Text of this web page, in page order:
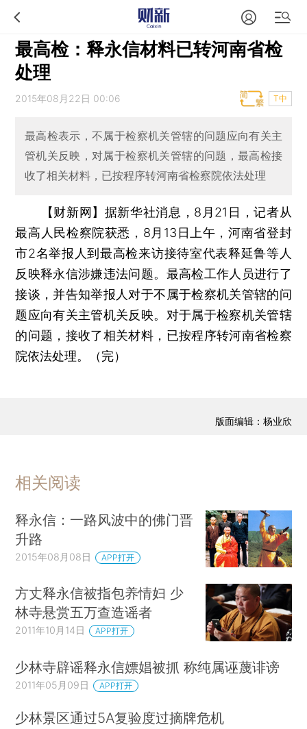
最高检：释永信材料已转河南省检
处理
2015年08月22日 00:06 T中
最高检表示，不属于检察机关管辖的问题应向有关主
管机关反映，对属于检察机关管辖的问题，最高检接
收了相关材料，已按程序转河南省检察院依法处理
【财新网】据新华社消息，8月21日，记者从
最高人民检察院获悉，8月13日上午，河南省登封
市2名举报人到最高检来访接待室代表释延鲁等人
反映释永信涉嫌违法问题。最高检工作人员进行了
接谈，并告知举报人对于不属于检察机关管辖的问
题应向有关主管机关反映。对于属于检察机关管辖
的问题，接收了相关材料，已按程序转河南省检察
院依法处理。（完）
版面编辑：杨业欣
相关阅读
释永信：一路风波中的佛门晋
升路
2015年08月08日 APP打开
方丈释永信被指包养情妇 少
林寺悬赏五万查造谣者
2011年10月14日 APP打开
少林寺辟谣释永信嫖娼被抓 称纯属诬蔑诽谤
2011年05月09日 APP打开
少林景区通过5A复验度过摘牌危机